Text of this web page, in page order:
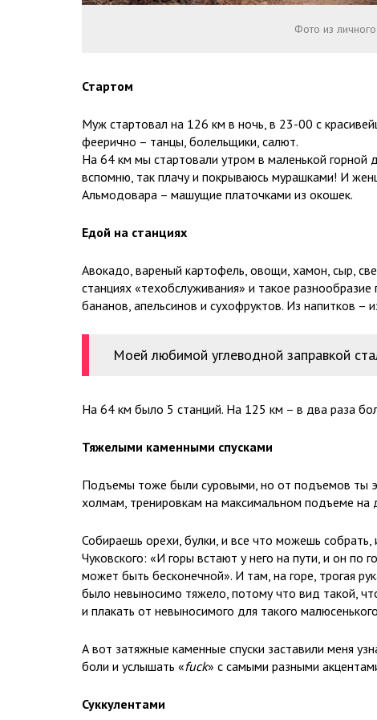
Фото из
Стартом
Муж стартовал на 126 км в ночь, в 23-00 с
феерично – танцы, болельщики, салют.
На 64 км мы стартовали утром в маленькой горной
вспомню, так плачу и покрываюсь мурашками! И
Альмодовара – машущие платочками из окошек.
Едой на станциях
Авокадо, вареный картофель, овощи, хамон, сыр,
станциях «техобслуживания» и такое
бананов, апельсинов и сухофруктов. Из напитков –
Моей любимой углеводной заправкой
На 64 км было 5 станций. На 125 км – в два раза
Тяжелыми каменными спусками
Подъемы тоже были суровыми, но от подъемов ты
холмам, тренировкам на максимальном подъеме на
Собираешь орехи, булки, и все что можешь
Чуковского: «И горы встают у него на пути, и он по
может быть бесконечной». И там, на горе, трогая
было невыносимо тяжело, потому что вид такой,
и плакать от невыносимого для такого
А вот затяжные каменные спуски заставили меня
боли и услышать «fuck» с самыми разными
Суккулентами